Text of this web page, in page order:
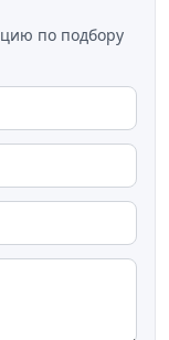
по подбору